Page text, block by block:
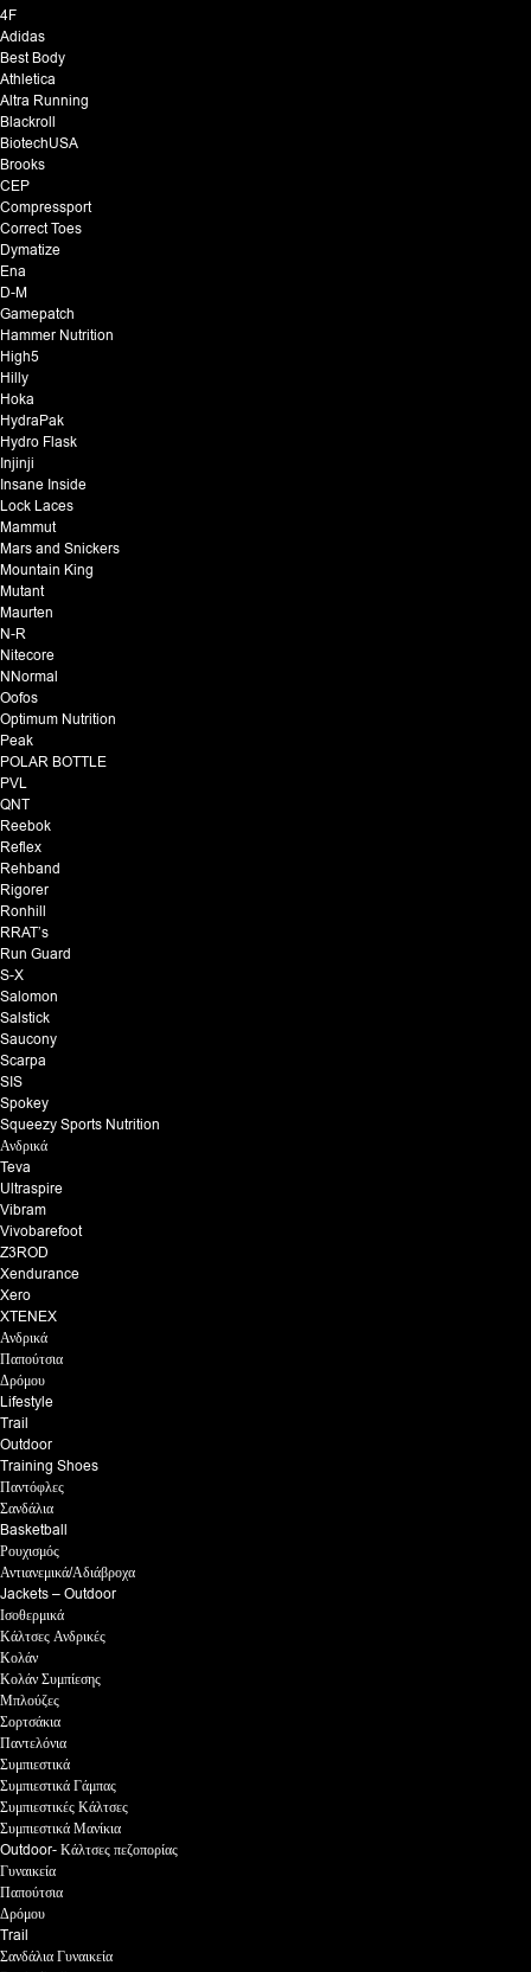
4F
Adidas
Best Body
Athletica
Altra Running
Blackroll
BiotechUSA
Brooks
CEP
Compressport
Correct Toes
Dymatize
Ena
D-M
Gamepatch
Hammer Nutrition
High5
Hilly
Hoka
HydraPak
Hydro Flask
Injinji
Insane Inside
Lock Laces
Mammut
Mars and Snickers
Mountain King
Mutant
Maurten
N-R
Nitecore
NNormal
Oofos
Optimum Nutrition
Peak
POLAR BOTTLE
PVL
QNT
Reebok
Reflex
Rehband
Rigorer
Ronhill
RRAT’s
Run Guard
S-X
Salomon
Salstick
Saucony
Scarpa
SIS
Spokey
Squeezy Sports Nutrition
Ανδρικά
Teva
Ultraspire
Vibram
Vivobarefoot
Z3ROD
Xendurance
Xero
XTENEX
Ανδρικά
Παπούτσια
Δρόμου
Lifestyle
Trail
Outdoor
Training Shoes
Παντόφλες
Σανδάλια
Basketball
Ρουχισμός
Αντιανεμικά/Αδιάβροχα
Jackets – Outdoor
Ισοθερμικά
Κάλτσες Ανδρικές
Κολάν
Κολάν Συμπίεσης
Μπλούζες
Σορτσάκια
Παντελόνια
Συμπιεστικά
Συμπιεστικά Γάμπας
Συμπιεστικές Κάλτσες
Συμπιεστικά Μανίκια
Outdoor- Κάλτσες πεζοπορίας
Γυναικεία
Παπούτσια
Δρόμου
Trail
Σανδάλια Γυναικεία